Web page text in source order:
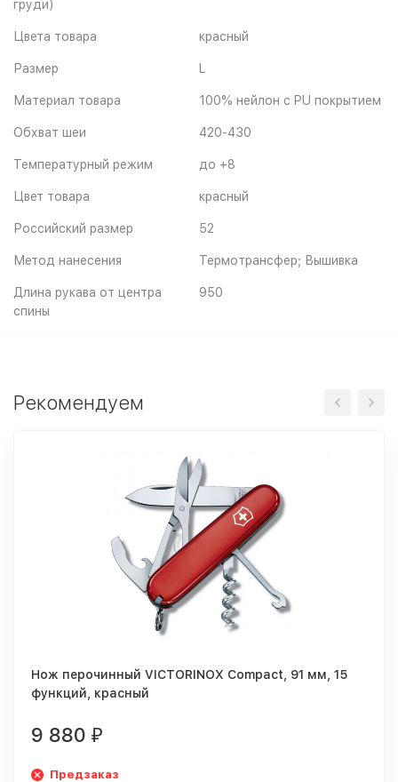
груди)
Цвета товара красный
Размер L
Материал товара 100% нейлон с PU покрытием
Обхват шеи 420-430
Температурный режим до +8
Цвет товара красный
Российский размер 52
Метод нанесения Термотрансфер; Вышивка
Длина рукава от центра
спины
950
Рекомендуем
Нож перочинный VICTORINOX Compact, 91 мм, 15
функций, красный
9 880 ₽
Предзаказ